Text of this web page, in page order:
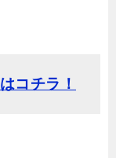
コチラ！